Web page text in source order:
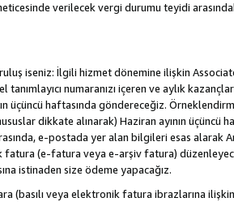
verilecek vergi durumu teyidi
iseniz: İlgili hizmet dönemine ilişkin
tanımlayıcı numaranızı içeren ve aylık
üçüncü haftasında göndereceğiz.
dikkate alınarak) Haziran ayının üçüncü
e-postada yer alan bilgileri esas alarak
(e-fatura veya e-arşiv fatura)
istinaden size ödeme yapacağız.
(basılı veya elektronik fatura ibrazlarına